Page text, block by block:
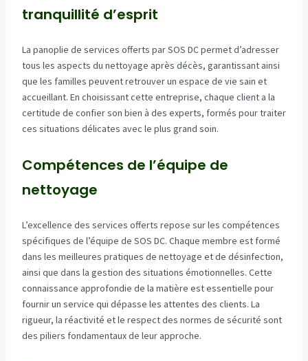
tranquillité d’esprit
La panoplie de services offerts par SOS DC permet d’adresser
tous les aspects du nettoyage après décès, garantissant ainsi
que les familles peuvent retrouver un espace de vie sain et
accueillant. En choisissant cette entreprise, chaque client a la
certitude de confier son bien à des experts, formés pour traiter
ces situations délicates avec le plus grand soin.
Compétences de l’équipe de
nettoyage
L’excellence des services offerts repose sur les compétences
spécifiques de l’équipe de SOS DC. Chaque membre est formé
dans les meilleures pratiques de nettoyage et de désinfection,
ainsi que dans la gestion des situations émotionnelles. Cette
connaissance approfondie de la matière est essentielle pour
fournir un service qui dépasse les attentes des clients. La
rigueur, la réactivité et le respect des normes de sécurité sont
des piliers fondamentaux de leur approche.